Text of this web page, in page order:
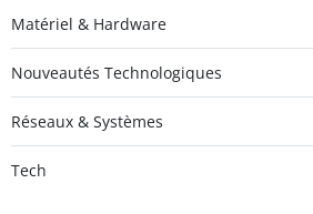
Matériel & Hardware
Nouveautés Technologiques
Réseaux & Systèmes
Tech